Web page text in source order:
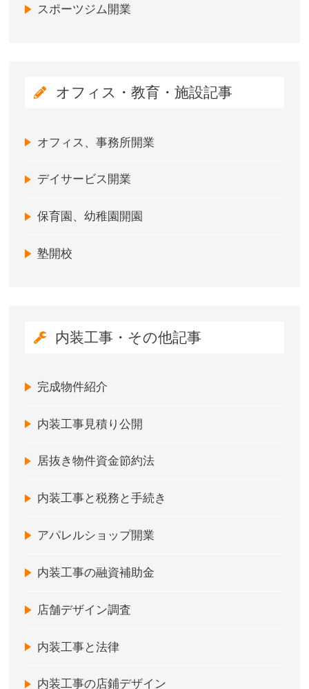
スポーツジム開業
オフィス・教育・施設記事
オフィス、事務所開業
デイサービス開業
保育園、幼稚園開園
塾開校
内装工事・その他記事
完成物件紹介
内装工事見積り公開
居抜き物件資金節約法
内装工事と税務と手続き
アパレルショップ開業
内装工事の融資補助金
店舗デザイン調査
内装工事と法律
内装工事の店鋪デザイン